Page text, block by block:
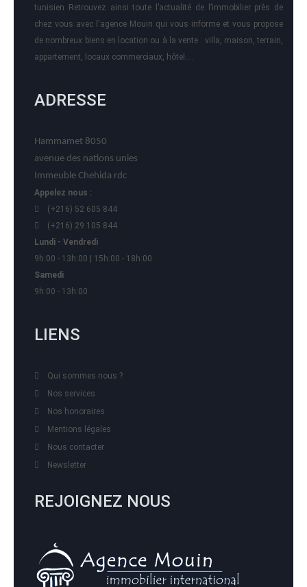
tunisien Retrouvez ainsi toute l’actualité de l’immobilier près de
chez vous avec l'agence Mouin qui vous informe et vous propose
de nombreux biens en location ou à la vente : villa, maison, terrain,
appartement, locaux commerciaux, hôtel….
ADRESSE
Hammamet 8050
avenue des nations unies
Immeuble Chehida rdc
Appelez nous :
(+216) 52 605 844
(+216) 29 105 844
Lundi - Vendredi
9h:00 - 13h:00 | 15h:00 - 18h:00
Samedi
9h:00 - 13h:00
LIENS
Qui sommes nous ?
Nos services
Nos honoraires
Mentions légales
Nous contacter
Newsletter
REJOIGNEZ NOUS